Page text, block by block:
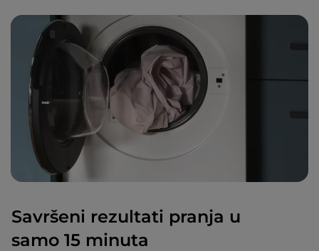
Savršeni rezultati pranja u
samo 15 minuta